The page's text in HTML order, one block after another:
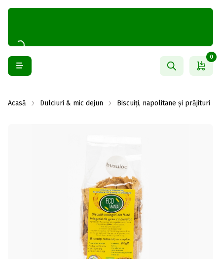
0
Acasă Dulciuri & mic dejun Biscuiți, napolitane și prăjituri